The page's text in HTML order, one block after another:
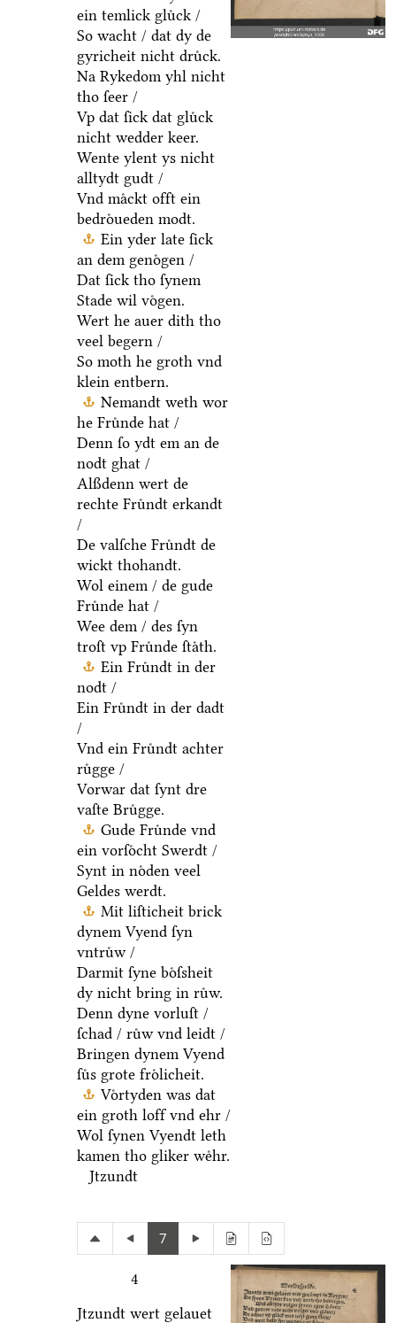
ein temlick gluͤck /
So wacht / dat dy de
gyricheit nicht druͤck.
Na Rykedom yhl nicht
tho ſeer /
Vp dat ſick dat gluͤck
nicht wedder keer.
Wente ylent ys nicht
alltydt gudt /
Vnd maͤckt offt ein
bedroͤueden modt.
Ein yder late ſick
an dem genoͤgen /
Dat ſick tho ſynem
Stade wil voͤgen.
Wert he auer dith tho
veel begern /
So moth he groth vnd
klein entbern.
Nemandt weth wor
he Fruͤnde hat /
Denn ſo ydt em an de
nodt ghat /
Alßdenn wert de
rechte Fruͤndt erkandt
/
De valſche Fruͤndt de
wickt thohandt.
Wol einem / de gude
Fruͤnde hat /
Wee dem / des ſyn
troſt vp Fruͤnde ſtaͤth.
Ein Fruͤndt in der
nodt /
Ein Fruͤndt in der dadt
/
Vnd ein Fruͤndt achter
ruͤgge /
Vorwar dat ſynt dre
vaſte Bruͤgge.
Gude Fruͤnde vnd
ein vorſoͤcht Swerdt /
Synt in noͤden veel
Geldes werdt.
Mit liſticheit brick
dynem Vyend ſyn
vntruͤw /
Darmit ſyne boͤſsheit
dy nicht bring in ruͤw.
Denn dyne vorluſt /
ſchad / ruͤw vnd leidt /
Bringen dynem Vyend
ſuͤs grote froͤlicheit.
Voͤrtyden was dat
ein groth loff vnd ehr /
Wol ſynen Vyendt leth
kamen tho gliker weͤhr.
Jtzundt
7
4
Jtzundt wert gelauet